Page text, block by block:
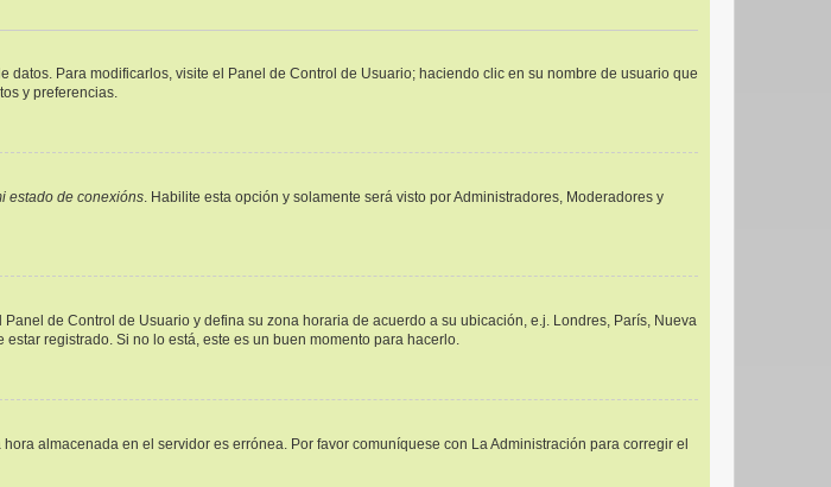
Para modificarlos, visite el Panel de Control de Usuario; haciendo clic en su nombre de usuario que
y preferencias.
estado de conexións. Habilite esta opción y solamente será visto por Administradores, Moderadores y
de Control de Usuario y defina su zona horaria de acuerdo a su ubicación, e.j. Londres, París, Nueva
registrado. Si no lo está, este es un buen momento para hacerlo.
almacenada en el servidor es errónea. Por favor comuníquese con La Administración para corregir el